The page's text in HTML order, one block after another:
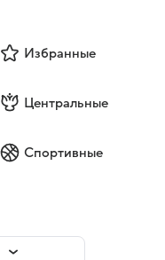
Избранные
Центральные
Спортивные